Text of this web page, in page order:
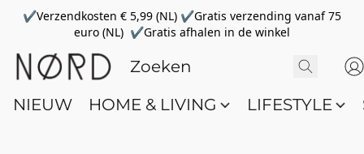
✔Verzendkosten € 5,99 (NL) ✔Gratis verzending vanaf 75
euro (NL) ✔Gratis afhalen in de winkel
NIEUW HOME & LIVING LIFESTYLE